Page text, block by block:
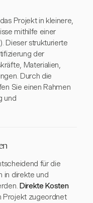
Projekt in kleinere,
mithilfe einer
Dieser strukturierte
der
Materialien,
Durch die
Sie einen Rahmen
und
für die
in direkte und
Direkte Kosten
Projekt zugeordnet